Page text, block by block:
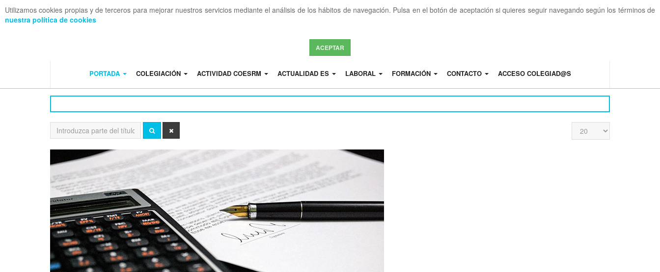
Utilizamos cookies propias y de terceros para mejorar nuestros servicios mediante el análisis de los hábitos de navegación. Pulsa en el botón de aceptación si quieres seguir navegando según los términos de
nuestra política de cookies
ACEPTAR
PORTADA COLEGIACIÓN ACTIVIDAD COESRM ACTUALIDAD ES LABORAL FORMACIÓN CONTACTO ACCESO COLEGIAD@S
Introduzca
parte
BUSCAR
Cantidad
a